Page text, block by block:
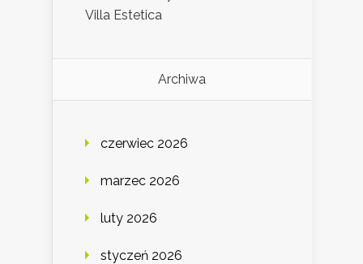
Villa Estetica
Archiwa
czerwiec 2026
marzec 2026
luty 2026
styczeń 2026